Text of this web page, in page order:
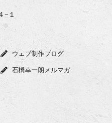
−１
ウェブ制作ブログ
石橋幸一朗メルマガ